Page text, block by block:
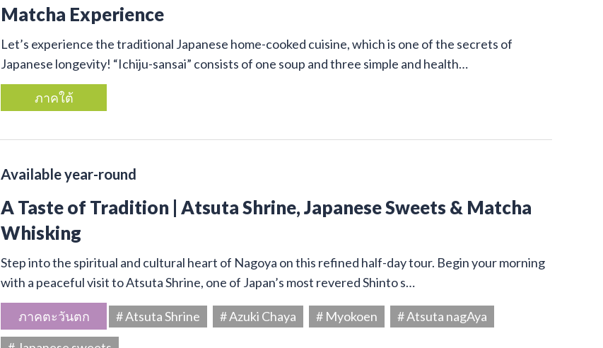
Matcha Experience
Let’s experience the traditional Japanese home-cooked cuisine, which is one of the secrets of
Japanese longevity! “Ichiju-sansai” consists of one soup and three simple and health…
ภาคใต้
Available year-round
A Taste of Tradition | Atsuta Shrine, Japanese Sweets & Matcha
Whisking
Step into the spiritual and cultural heart of Nagoya on this refined half-day tour. Begin your morning
with a peaceful visit to Atsuta Shrine, one of Japan’s most revered Shinto s…
ภาคตะวันตก # Atsuta Shrine # Azuki Chaya # Myokoen
# Atsuta nagAya